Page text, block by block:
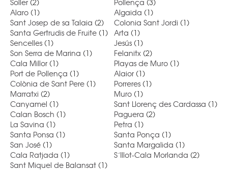
Soller (2) Pollença (3)
Alaro (1) Algaida (1)
Sant Josep de sa Talaia (2) Colonia Sant Jordi (1)
Santa Gertrudis de Fruite (1) Arta (1)
Sencelles (1) Jesús (1)
Son Serra de Marina (1) Felanitx (2)
Cala Millor (1) Playas de Muro (1)
Port de Pollença (1) Alaior (1)
Colònia de Sant Pere (1) Porreres (1)
Marratxi (2) Muro (1)
Canyamel (1) Sant Llorenç des Cardassa (1)
Calan Bosch (1) Paguera (2)
La Savina (1) Petra (1)
Santa Ponsa (1) Santa Ponça (1)
San José (1) Santa Margalida (1)
Cala Ratjada (1) S´Illot-Cala Morlanda (2)
Sant Miquel de Balansat (1)